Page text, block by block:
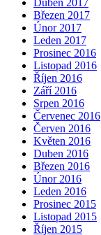
Duben 2017
Březen 2017
Únor 2017
Leden 2017
Prosinec 2016
Listopad 2016
Říjen 2016
Září 2016
Srpen 2016
Červenec 2016
Červen 2016
Květen 2016
Duben 2016
Březen 2016
Únor 2016
Leden 2016
Prosinec 2015
Listopad 2015
Říjen 2015